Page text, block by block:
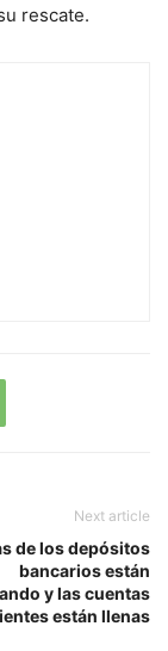
rescate.
Next article
de los depósitos
bancarios están
y las cuentas
están llenas